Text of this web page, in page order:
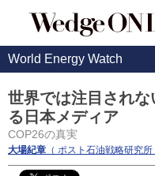
World Energy Watch
世界では注目され
る日本メディア
COP26の真実
大場紀章 （ ポスト石油戦略研究所